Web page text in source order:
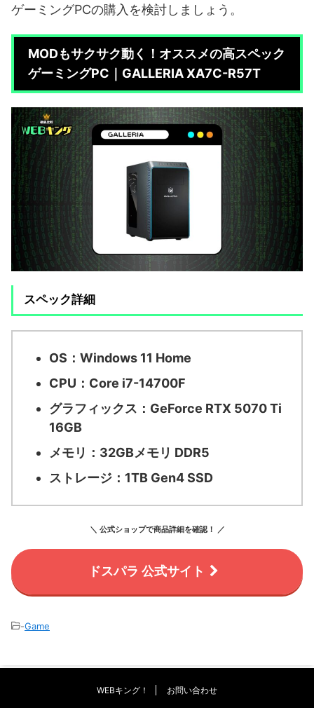
ゲーミングPCの購入を検討しましょう。
MODもサクサク動く！オススメの高スペック
ゲーミングPC｜GALLERIA XA7C-R57T
スペック詳細
OS： Windows 11 Home
CPU： Core i7-14700F
グラフィックス： GeForce RTX 5070 Ti
16GB
メモリ： 32GBメモリ DDR5
ストレージ： 1TB Gen4 SSD
＼ 公式ショップで商品詳細を確認！ ／
ドスパラ 公式サイト
-Game
WEBキング！ お問い合わせ